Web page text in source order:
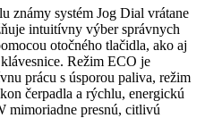
známy systém Jog Dial vrátane
intuitívny výber správnych
otočného tlačidla, ako aj
Režim ECO je
prácu s úsporou paliva, režim
čerpadla a rýchlu, energickú
mimoriadne presnú, citlivú